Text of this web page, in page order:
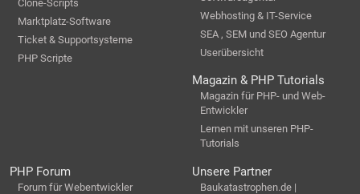
Clone-Scripts
Marktplatz-Software
Ticket & Supportsysteme
PHP Scripte
Webhosting & IT-Service
SEA , SEM und SEO Agentur
Userübersicht
Magazin & PHP Tutorials
Magazin für PHP- und Web-
Entwickler
Lernen mit unseren PHP-
Tutorials
PHP Forum
Forum für Webentwickler
Unsere Partner
Baukatastrophen.de |